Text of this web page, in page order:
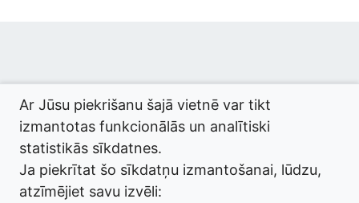
© 2026 termini.gov.lv. Izstrādātājs:Tilde.
Ar Jūsu piekrišanu šajā vietnē var tikt
izmantotas funkcionālās un analītiski
statistikās sīkdatnes.
Ja piekrītat šo sīkdatņu izmantošanai, lūdzu,
atzīmējiet savu izvēli: